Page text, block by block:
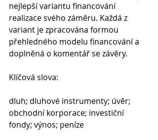
nejlepší variantu financování
realizace svého záměru. Každá z
variant je zpracována formou
přehledného modelu financování a
doplněná o komentář se závěry.
Klíčová slova:
dluh; dluhové instrumenty; úvěr;
obchodní korporace; investiční
fondy; výnos; peníze